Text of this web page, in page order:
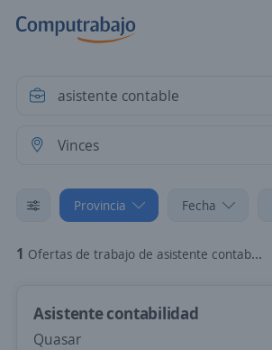
Provincia Fecha
1 Ofertas de trabajo de asistente contable en Vinces, Los Ríos
Asistente contabilidad
Quasar